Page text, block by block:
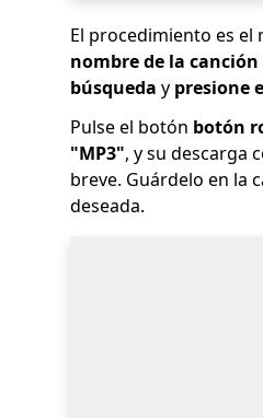
El procedimiento es el
nombre de la
búsqueda y presione
Pulse el botón botón
"MP3", y su descarga
breve. Guárdelo en la
deseada.